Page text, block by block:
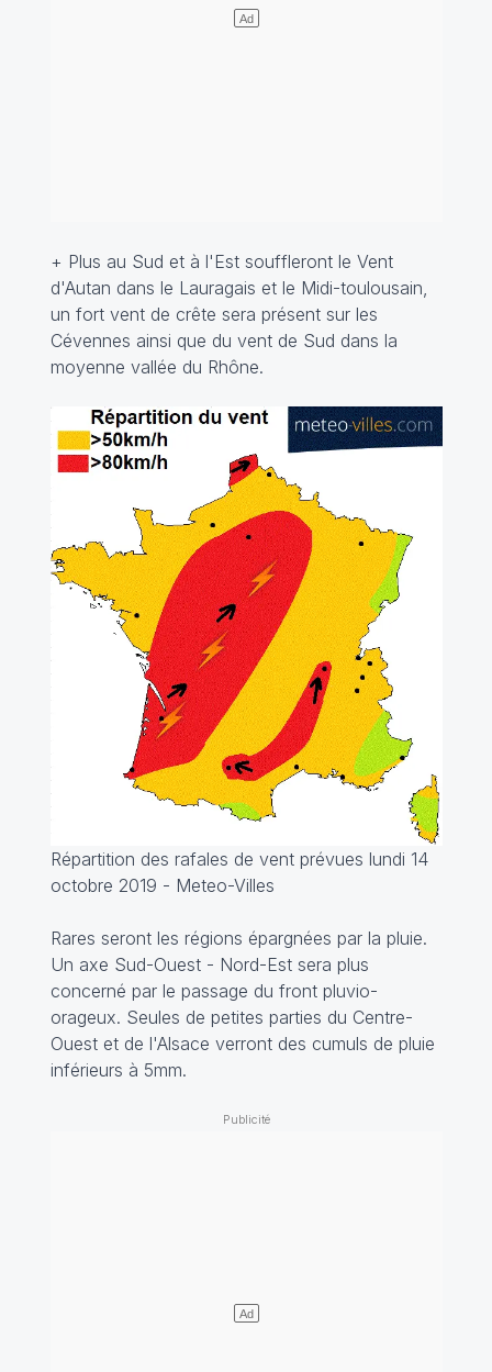
+ Plus au Sud et à l'Est souffleront le Vent
d'Autan dans le Lauragais et le Midi-toulousain,
un fort vent de crête sera présent sur les
Cévennes ainsi que du vent de Sud dans la
moyenne vallée du Rhône.
Répartition des rafales de vent prévues lundi 14
octobre 2019 - Meteo-Villes
Rares seront les régions épargnées par la pluie.
Un axe Sud-Ouest - Nord-Est sera plus
concerné par le passage du front pluvio-
orageux. Seules de petites parties du Centre-
Ouest et de l'Alsace verront des cumuls de pluie
inférieurs à 5mm.